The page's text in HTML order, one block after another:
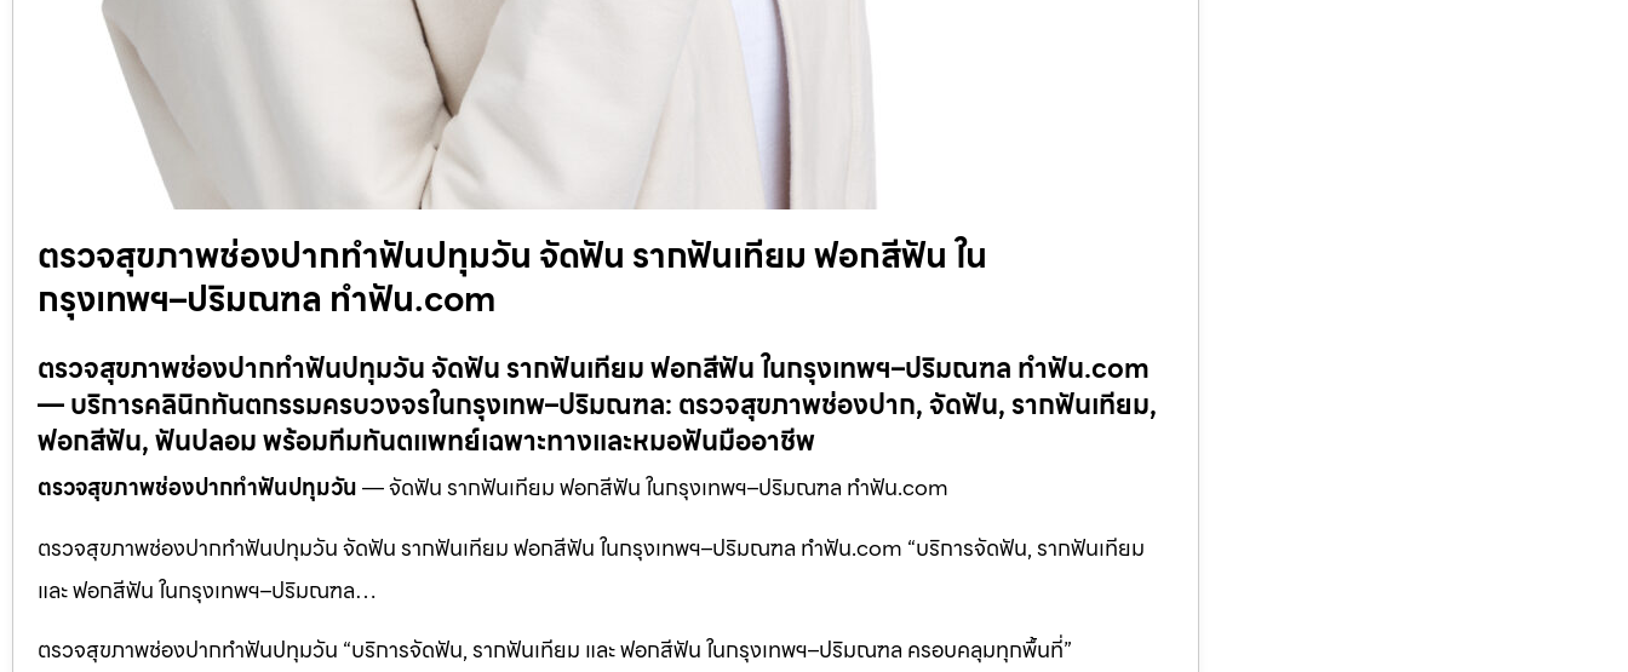
ตรวจสุขภาพช่องปากทำฟันปทุมวัน จัดฟัน รากฟันเทียม ฟอกสีฟัน ใน
กรุงเทพฯ–ปริมณฑล ทำฟัน.com
ตรวจสุขภาพช่องปากทำฟันปทุมวัน จัดฟัน รากฟันเทียม ฟอกสีฟัน ในกรุงเทพฯ–ปริมณฑล ทำฟัน.com
— บริการคลินิกทันตกรรมครบวงจรในกรุงเทพ–ปริมณฑล: ตรวจสุขภาพช่องปาก, จัดฟัน, รากฟันเทียม,
ฟอกสีฟัน, ฟันปลอม พร้อมทีมทันตแพทย์เฉพาะทางและหมอฟันมืออาชีพ
ตรวจสุขภาพช่องปากทำฟันปทุมวัน— จัดฟัน รากฟันเทียม ฟอกสีฟัน ในกรุงเทพฯ–ปริมณฑล ทำฟัน.com
ตรวจสุขภาพช่องปากทำฟันปทุมวัน จัดฟัน รากฟันเทียม ฟอกสีฟัน ในกรุงเทพฯ–ปริมณฑล ทำฟัน.com “บริการจัดฟัน, รากฟันเทียม
และ ฟอกสีฟัน ในกรุงเทพฯ–ปริมณฑล…
ตรวจสุขภาพช่องปากทำฟันปทุมวัน “บริการจัดฟัน, รากฟันเทียม และ ฟอกสีฟัน ในกรุงเทพฯ–ปริมณฑล ครอบคลุมทุกพื้นที่”